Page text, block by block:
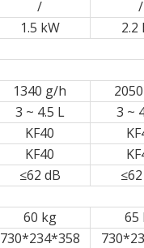
/ /
1.5 kW 2.2
1340 g/h
3 ~ 4.5 L 3 ~
KF40
KF40
≤62 dB
60 kg 65
730*234*358